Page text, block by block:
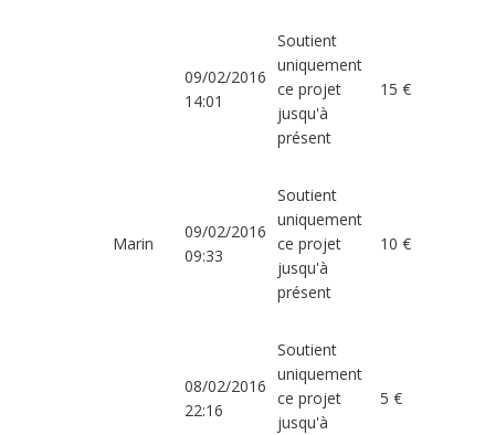
09/02/2016
14:01
Soutient
uniquement
ce projet
jusqu'à
présent
15 €
Marin
09/02/2016
09:33
Soutient
uniquement
ce projet
jusqu'à
présent
10 €
08/02/2016
22:16
Soutient
uniquement
ce projet
jusqu'à
5 €